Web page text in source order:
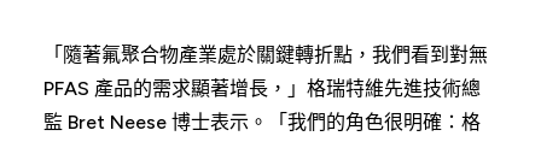
「隨著氟聚合物產業處於關鍵轉折點，我們看到對無
PFAS 產品的需求顯著增長，」格瑞特維先進技術總
監 Bret Neese 博士表示。「我們的角色很明確：格